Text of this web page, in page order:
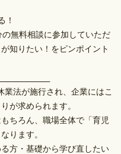
！
無料相談に参加していただ
知りたい！をピンポイント
法が施行され、企業にはこ
が求められます。
ちろん、職場全体で「育児
ります。
方・基礎から学び直したい